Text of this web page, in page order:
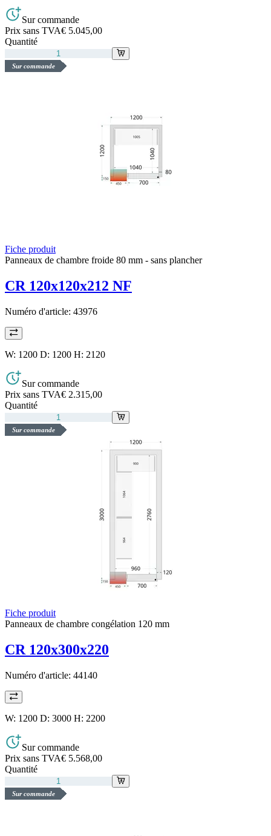
Sur commande
Prix sans TVA€ 5.045,00
Quantité
Sur commande
Fiche produit
Panneaux de chambre froide 80 mm - sans plancher
CR 120x120x212 NF
Numéro d'article: 43976
W: 1200 D: 1200 H: 2120
Sur commande
Prix sans TVA€ 2.315,00
Quantité
Sur commande
Fiche produit
Panneaux de chambre congélation 120 mm
CR 120x300x220
Numéro d'article: 44140
W: 1200 D: 3000 H: 2200
Sur commande
Prix sans TVA€ 5.568,00
Quantité
Sur commande